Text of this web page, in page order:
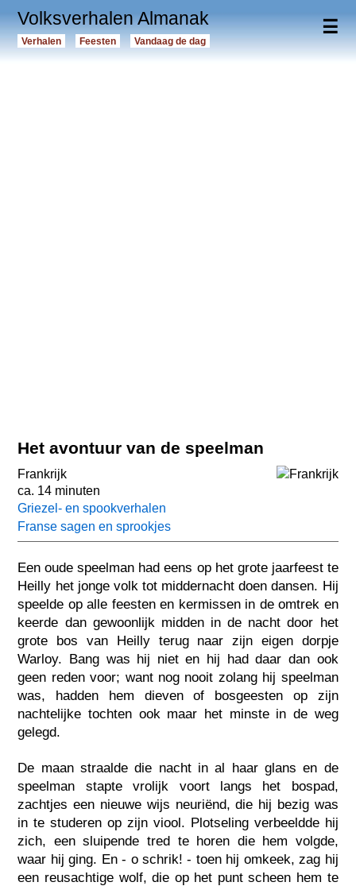
☰
Volksverhalen Almanak
Verhalen Feesten Vandaag de dag
Het avontuur van de speelman
Frankrijk
ca. 14 minuten
Griezel- en spookverhalen
Franse sagen en sprookjes
Een oude speelman had eens op het grote jaarfeest te
Heilly het jonge volk tot middernacht doen dansen. Hij
speelde op alle feesten en kermissen in de omtrek en
keerde dan gewoonlijk midden in de nacht door het
grote bos van Heilly terug naar zijn eigen dorpje
Warloy. Bang was hij niet en hij had daar dan ook
geen reden voor; want nog nooit zolang hij speelman
was, hadden hem dieven of bosgeesten op zijn
nachtelijke tochten ook maar het minste in de weg
gelegd.
De maan straalde die nacht in al haar glans en de
speelman stapte vrolijk voort langs het bospad,
zachtjes een nieuwe wijs neuriënd, die hij bezig was
in te studeren op zijn viool. Plotseling verbeeldde hij
zich, een sluipende tred te horen die hem volgde,
waar hij ging. En - o schrik! - toen hij omkeek, zag hij
een reusachtige wolf, die op het punt scheen hem te